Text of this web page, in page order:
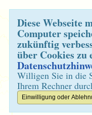
Diese Webseite
Computer
zukünftig
über Cookies zu
Willigen Sie in die
Ihrem Rechner